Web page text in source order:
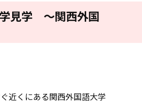
学見学 ～関西外国
近くにある関西外国語大学